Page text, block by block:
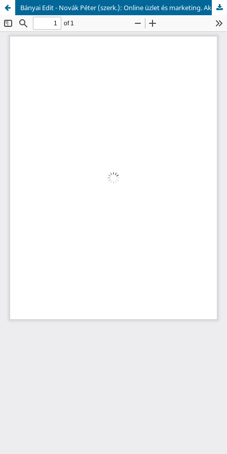
Bányai Edit - Novák Péter (szerk.): Online üzlet és marketing. Akadémiai Kiadó, Budapest, 2011